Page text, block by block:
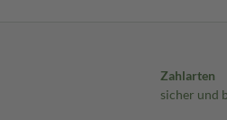
Zahlarten
sicher und